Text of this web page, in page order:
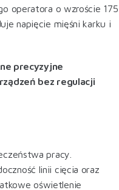
operatora o wzroście 175
napięcie mięśni karku i
precyzyjne
bez regulacji
pracy.
linii cięcia oraz
oświetlenie